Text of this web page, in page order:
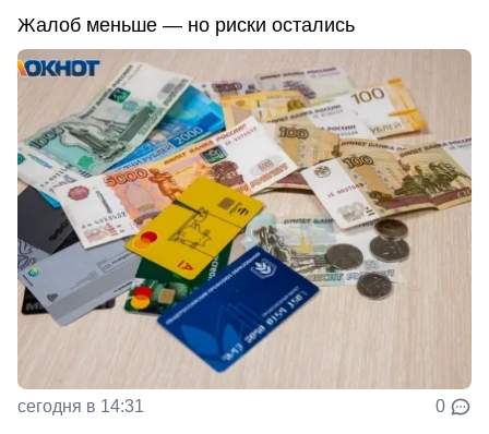
Жалоб меньше — но риски остались
сегодня в 14:31 0